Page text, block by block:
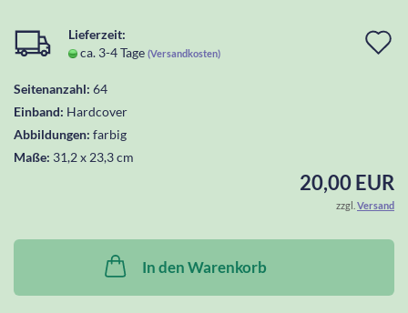
Lieferzeit:
ca. 3-4 Tage (Versandkosten)
Seitenanzahl: 64
Einband: Hardcover
Abbildungen: farbig
Maße: 31,2 x 23,3 cm
20,00 EUR
zzgl. Versand
In den Warenkorb